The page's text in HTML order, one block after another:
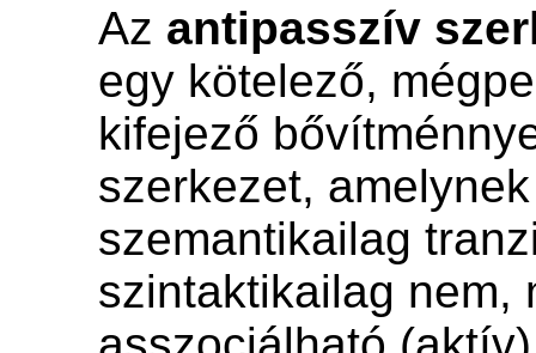
Az antipasszív
egy kötelező,
kifejező
szerkezet,
szemantikailag
szintaktikailag nem,